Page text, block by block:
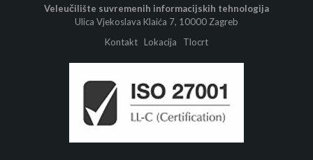
Veleučilište suvremenih informacijskih tehnologija
Ulica Vjekoslava Klaića 7, 10000 Zagreb
Kontakt Lokacija Tlocrt